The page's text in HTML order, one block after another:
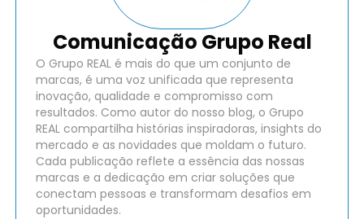
Comunicação Grupo Real
O Grupo REAL é mais do que um conjunto de
marcas, é uma voz unificada que representa
inovação, qualidade e compromisso com
resultados. Como autor do nosso blog, o Grupo
REAL compartilha histórias inspiradoras, insights do
mercado e as novidades que moldam o futuro.
Cada publicação reflete a essência das nossas
marcas e a dedicação em criar soluções que
conectam pessoas e transformam desafios em
oportunidades.